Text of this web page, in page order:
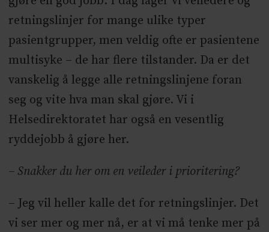
retningslinjer for mange ulike typer
pasientgrupper, men veldig ofte er pasientene
multisyke – de har flere tilstander. Da er det
vanskelig å legge alle retningslinjene foran
seg og vite hva man skal gjøre. Vi i
Helsedirektoratet har også en vesentlig
ryddejobb å gjøre her.
– Snakker du her om en veileder i prioritering?
– Jeg vil heller kalle det for retningslinjer. Det
vi ser mer og mer nå, er at vi må tenke mer på